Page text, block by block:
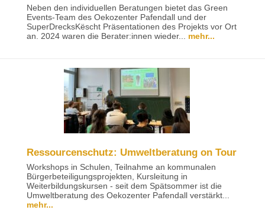
Neben den individuellen Beratungen bietet das Green
Events-Team des Oekozenter Pafendall und der
SuperDrecksKëscht Präsentationen des Projekts vor Ort
an. 2024 waren die Berater:innen wieder... mehr...
Ressourcenschutz: Umweltberatung on Tour
Workshops in Schulen, Teilnahme an kommunalen
Bürgerbeteiligungsprojekten, Kursleitung in
Weiterbildungskursen - seit dem Spätsommer ist die
Umweltberatung des Oekozenter Pafendall verstärkt...
mehr...